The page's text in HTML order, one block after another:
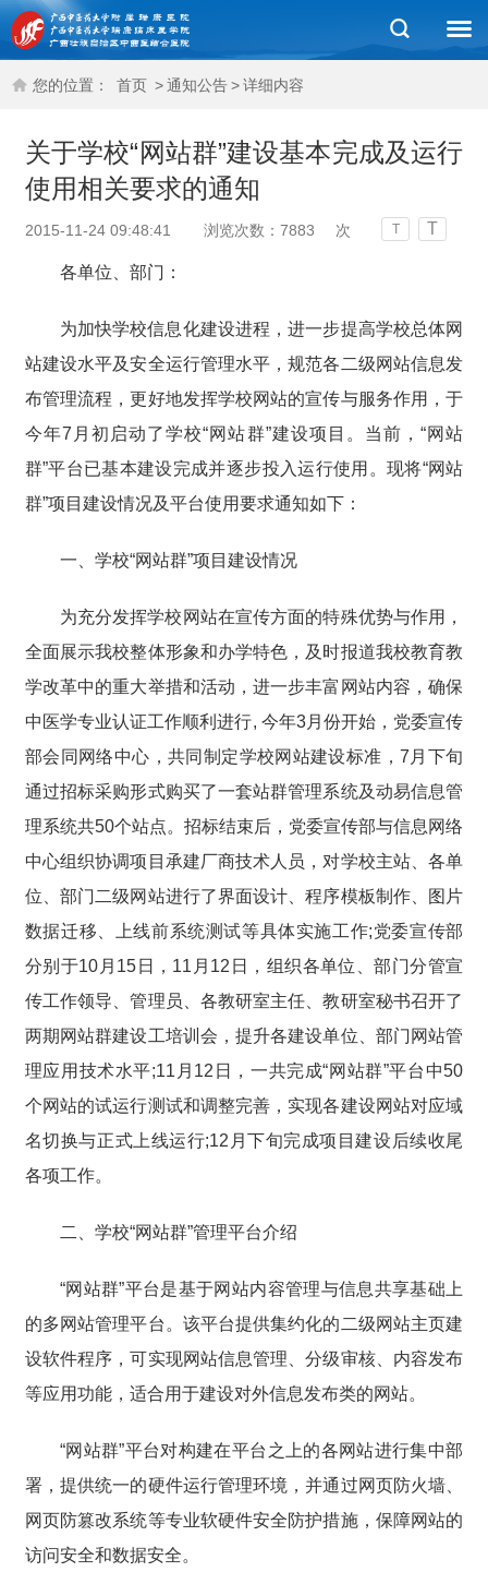
您的位置： 首页 >通知公告>详细内容
关于学校“网站群”建设基本完成及运行
使用相关要求的通知
2015-11-24 09:48:41 浏览次数： 7883 次 T T
各单位、部门：
为加快学校信息化建设进程，进一步提高学校总体网
站建设水平及安全运行管理水平，规范各二级网站信息发
布管理流程，更好地发挥学校网站的宣传与服务作用，于
今年7月初启动了学校“网站群”建设项目。当前，“网站
群”平台已基本建设完成并逐步投入运行使用。现将“网站
群”项目建设情况及平台使用要求通知如下：
一、学校“网站群”项目建设情况
为充分发挥学校网站在宣传方面的特殊优势与作用，
全面展示我校整体形象和办学特色，及时报道我校教育教
学改革中的重大举措和活动，进一步丰富网站内容，确保
中医学专业认证工作顺利进行, 今年3月份开始，党委宣传
部会同网络中心，共同制定学校网站建设标准，7月下旬
通过招标采购形式购买了一套站群管理系统及动易信息管
理系统共50个站点。招标结束后，党委宣传部与信息网络
中心组织协调项目承建厂商技术人员，对学校主站、各单
位、部门二级网站进行了界面设计、程序模板制作、图片
数据迁移、上线前系统测试等具体实施工作;党委宣传部
分别于10月15日，11月12日，组织各单位、部门分管宣
传工作领导、管理员、各教研室主任、教研室秘书召开了
两期网站群建设工培训会，提升各建设单位、部门网站管
理应用技术水平;11月12日，一共完成“网站群”平台中50
个网站的试运行测试和调整完善，实现各建设网站对应域
名切换与正式上线运行;12月下旬完成项目建设后续收尾
各项工作。
二、学校“网站群”管理平台介绍
“网站群”平台是基于网站内容管理与信息共享基础上
的多网站管理平台。该平台提供集约化的二级网站主页建
设软件程序，可实现网站信息管理、分级审核、内容发布
等应用功能，适合用于建设对外信息发布类的网站。
“网站群”平台对构建在平台之上的各网站进行集中部
署，提供统一的硬件运行管理环境，并通过网页防火墙、
网页防篡改系统等专业软硬件安全防护措施，保障网站的
访问安全和数据安全。